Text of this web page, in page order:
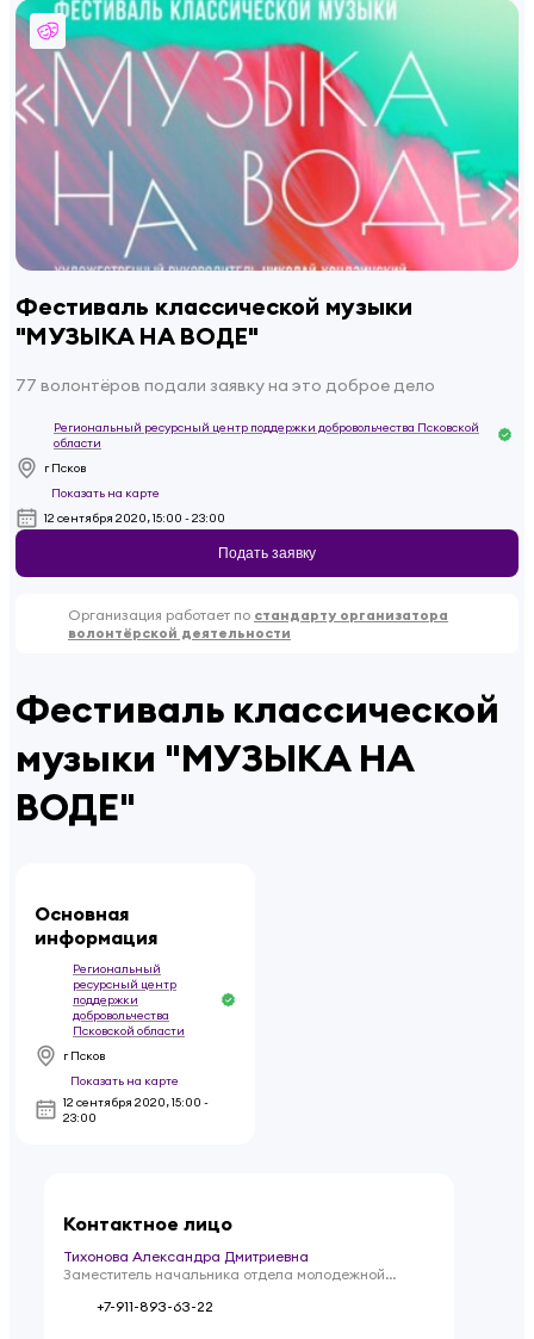
Фестиваль классической музыки
"МУЗЫКА НА ВОДЕ"
77 волонтёров подали заявку на это доброе дело
Региональный ресурсный центр поддержки добровольчества Псковской
области
г Псков
Показать на карте
12 сентября 2020, 15:00 - 23:00
Подать заявку
Организация работает по стандарту организатора
волонтёрской деятельности
Фестиваль классической
музыки "МУЗЫКА НА
ВОДЕ"
Основная
информация
Региональный
ресурсный центр
поддержки
добровольчества
Псковской области
г Псков
Показать на карте
12 сентября 2020,15:00 -
23:00
Контактное лицо
Тихонова Александра Дмитриевна
Заместитель начальника отдела молодежной
молодежной политики Администрации Псковской
+7-911-893-63-22